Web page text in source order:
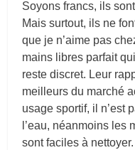
Soyons francs, ils
Mais surtout, ils ne
que je n’aime pas
mains libres parfait
reste discret. Leur
meilleurs du marché
usage sportif, il n’est
l’eau, néanmoins les
sont faciles à nettoyer.